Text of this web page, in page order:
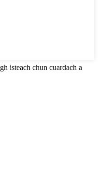
isteach chun cuardach a